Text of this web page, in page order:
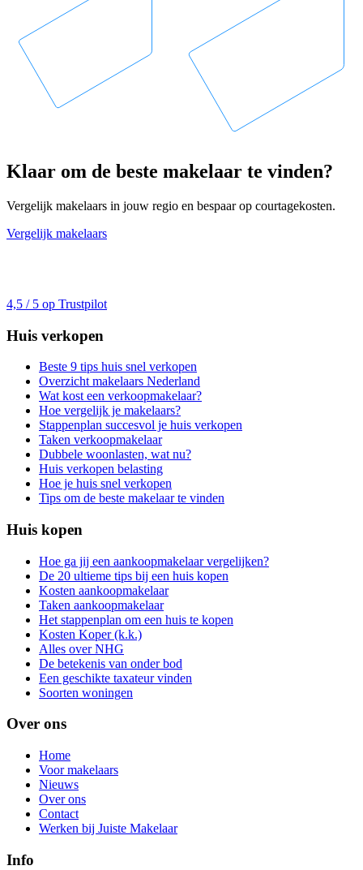
Klaar om de beste makelaar te vinden?
Vergelijk makelaars in jouw regio en bespaar op courtagekosten.
Vergelijk makelaars
4,5 / 5 op Trustpilot
Huis verkopen
Beste 9 tips huis snel verkopen
Overzicht makelaars Nederland
Wat kost een verkoopmakelaar?
Hoe vergelijk je makelaars?
Stappenplan succesvol je huis verkopen
Taken verkoopmakelaar
Dubbele woonlasten, wat nu?
Huis verkopen belasting
Hoe je huis snel verkopen
Tips om de beste makelaar te vinden
Huis kopen
Hoe ga jij een aankoopmakelaar vergelijken?
De 20 ultieme tips bij een huis kopen
Kosten aankoopmakelaar
Taken aankoopmakelaar
Het stappenplan om een huis te kopen
Kosten Koper (k.k.)
Alles over NHG
De betekenis van onder bod
Een geschikte taxateur vinden
Soorten woningen
Over ons
Home
Voor makelaars
Nieuws
Over ons
Contact
Werken bij Juiste Makelaar
Info